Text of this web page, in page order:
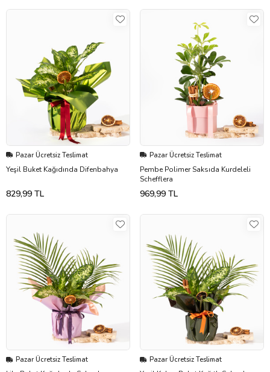
Pazar Ücretsiz Teslimat
Yeşil Buket Kağıdında Difenbahya
829,99 TL
Pazar Ücretsiz Teslimat
Pembe Polimer Saksıda Kurdeleli
Schefflera
969,99 TL
Pazar Ücretsiz Teslimat Pazar Ücretsiz Teslimat